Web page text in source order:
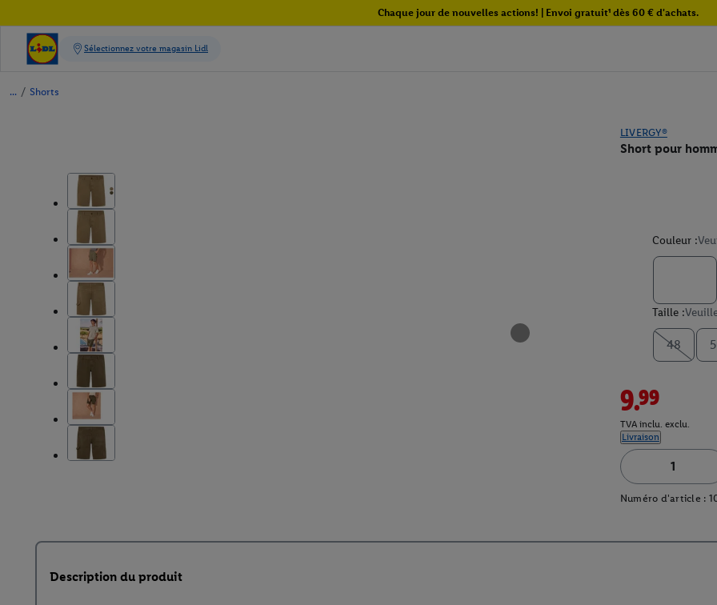
Chaque jour de nouvelles actions! | Envoi gratuit¹ dès 60 € d'achats.
/ Shorts
LIVERGY®
Short pour
Couleur :
Taille :
48
9.99
TVA inclu. exclu.
Livraison
Numéro d'article :
Description du produit